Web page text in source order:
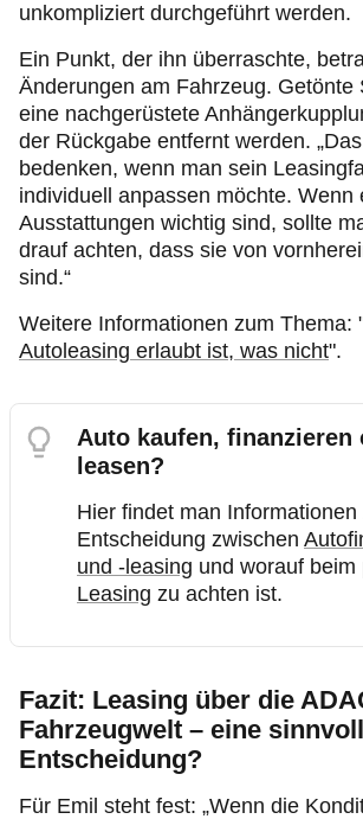
unkompliziert durchgeführt werden.
Ein Punkt, der ihn überraschte,
Änderungen am Fahrzeug. Getönte
eine nachgerüstete
der Rückgabe entfernt werden.
bedenken, wenn man sein
individuell anpassen möchte. Wenn
Ausstattungen wichtig sind, sollte
drauf achten, dass sie von
sind.“
Weitere Informationen zum Thema:
Autoleasing erlaubt ist, was nicht".
Auto kaufen, finanzieren
leasen?
Hier findet man Informationen
Entscheidung zwischen
und -leasing und worauf beim
Leasing zu achten ist.
Fazit: Leasing über die
Fahrzeugwelt – eine
Entscheidung?
Für Emil steht fest: „Wenn die